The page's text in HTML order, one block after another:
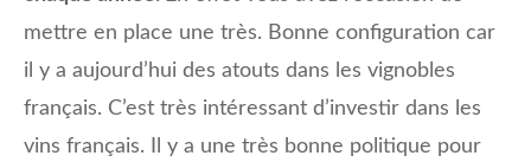
mettre en place une très. Bonne configuration car
il y a aujourd’hui des atouts dans les vignobles
français. C’est très intéressant d’investir dans les
vins français. Il y a une très bonne politique pour